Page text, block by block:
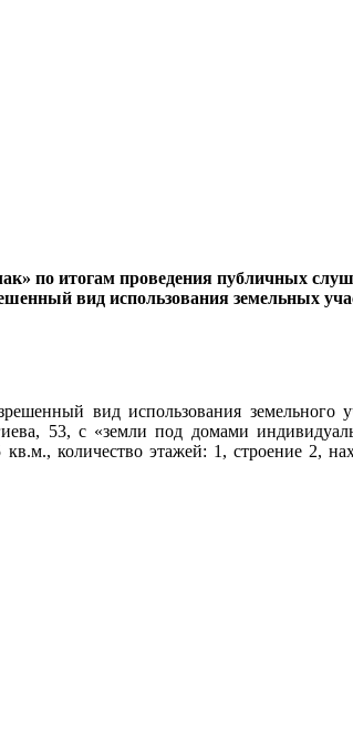
по итогам проведения публичных
вид использования земельных
вид использования земельного
53, с «земли под домами
количество этажей: 1, строение 2,